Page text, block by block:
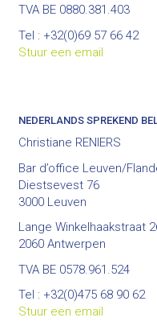
TVA BE 0880.381.403
Tel : +32(0)69 57 66 42
Stuur een email
NEDERLANDS SPREKEND
Christiane RENIERS
Bar d’office Leuven/
Diestsevest 76
3000 Leuven
Lange Winkelhaakstraat
2060 Antwerpen
TVA BE 0578.961.524
Tel : +32(0)475 68 90 62
Stuur een email